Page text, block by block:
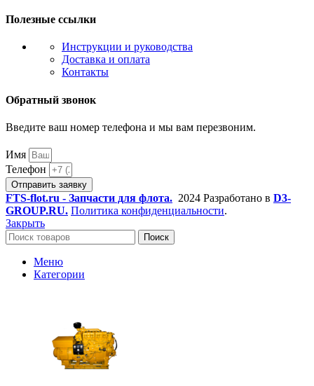
Полезные ссылки
Инструкции и руководства
Доставка и оплата
Контакты
Обратный звонок
Введите ваш номер телефона и мы вам перезвоним.
Имя
Телефон
Отправить заявку
FTS-flot.ru - Запчасти для флота. 2024 Разработано в D3-
GROUP.RU. Политика конфиденциальности.
Закрыть
Поиск
Меню
Категории